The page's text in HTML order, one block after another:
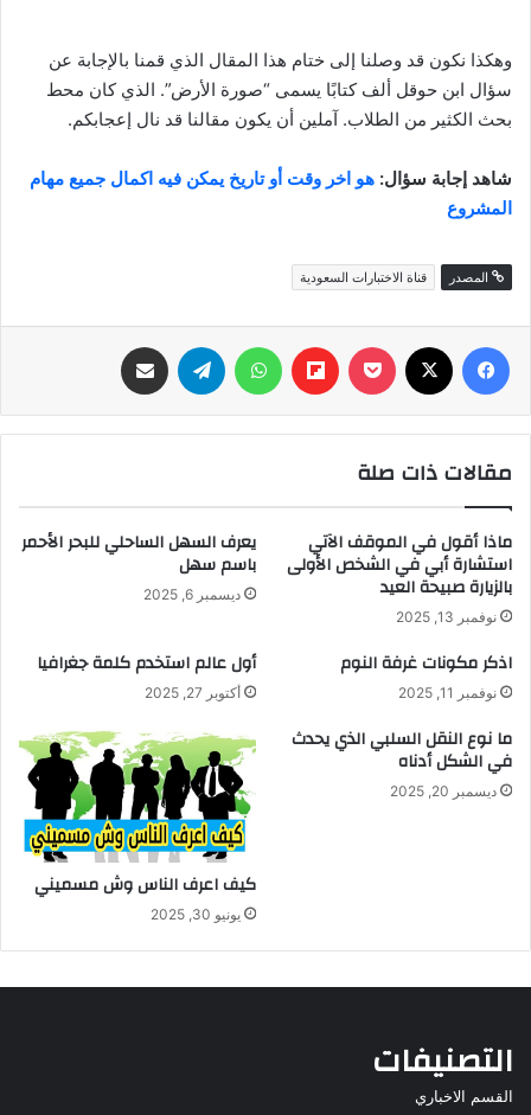
وهكذا نكون قد وصلنا إلى ختام هذا المقال الذي قمنا بالإجابة عن
سؤال ابن حوقل ألف كتابًا يسمى “صورة الأرض”. الذي كان محط
بحث الكثير من الطلاب. آملين أن يكون مقالنا قد نال إعجابكم.
شاهد إجابة سؤال: هو اخر وقت أو تاريخ يمكن فيه اكمال جميع مهام
المشروع
المصدر قناة الاختبارات السعودية
فيسبوك ‫Pocket
Flipboard واتساب تيلقرام
مقالات ذات صلة
ماذا أقول في الموقف الآتي
استشارة أبي في الشخص الأولى
بالزيارة صبيحة العيد
نوفمبر 13, 2025
يعرف السهل الساحلي للبحر الأحمر
باسم سهل
ديسمبر 6, 2025
اذكر مكونات غرفة النوم
نوفمبر 11, 2025
أول عالم استخدم كلمة جغرافيا
أكتوبر 27, 2025
ما نوع النقل السلبي الذي يحدث
في الشكل أدناه
ديسمبر 20, 2025
كيف اعرف الناس وش مسميني
يونيو 30, 2025
التصنيفات
القسم الاخباري